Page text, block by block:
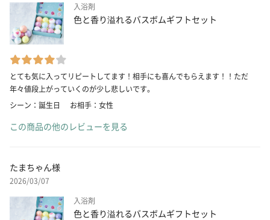
入浴剤
色と香り溢れるバスボムギフトセット
とても気に入ってリピートしてます！相手にも喜んでもらえます！！ただ
年々値段上がっていくのが少し悲しいです。
シーン：誕生日
お相手：女性
この商品の他のレビューを見る
たまちゃん様
2026/03/07
入浴剤
色と香り溢れるバスボムギフトセット